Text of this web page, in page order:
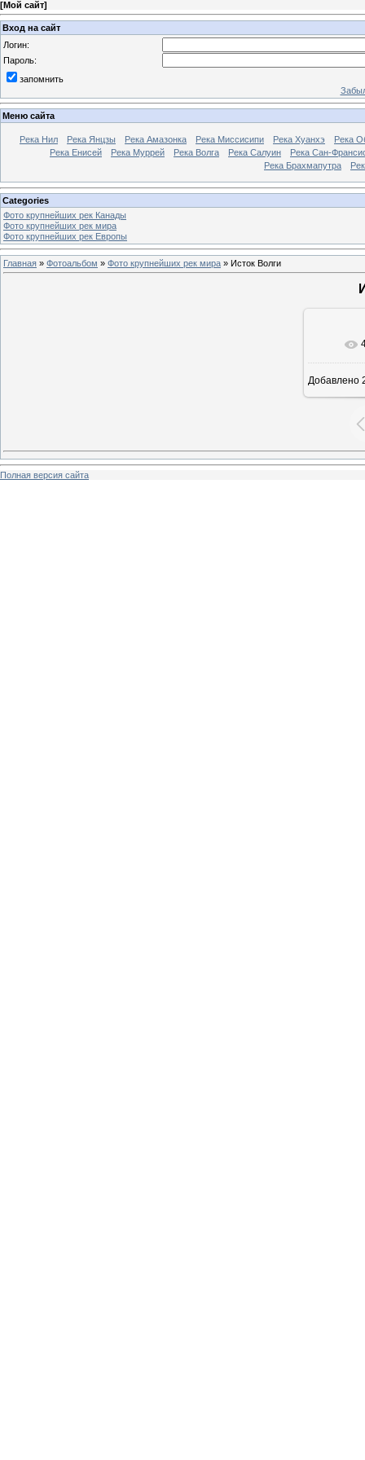
[Мой сайт]
Вход на сайт
Логин:
Пароль:
запомнить
Меню сайта
Река Нил Река Янцзы Река Амазонка Река Миссисипи Река Хуанхэ
Река
Река Енисей
Река Муррей Река Волга Река Салуин
Река Сан-
Река Брахмапутра
Categories
Фото крупнейших рек Канады
Фото крупнейших рек мира
Фото крупнейших рек Европы
Главная » Фотоальбом » Фото крупнейших рек мира » Исток Волги
В
Добавлено
Полная версия сайта